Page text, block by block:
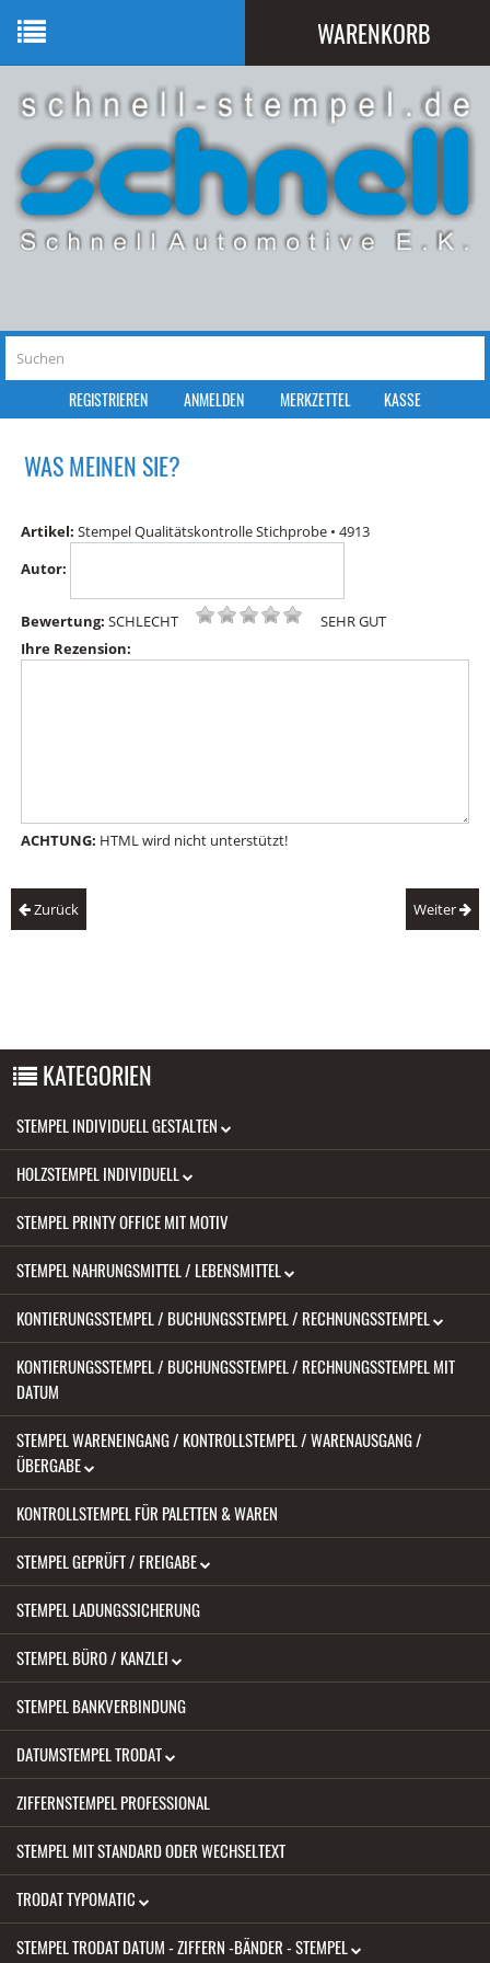
WARENKORB
Ihr Warenkorb ist leer.
REGISTRIEREN ANMELDEN MERKZETTEL KASSE
WAS MEINEN SIE?
Artikel: Stempel Qualitätskontrolle Stichprobe • 4913
Autor:
Bewertung: SCHLECHT
SEHR GUT
Ihre Rezension:
ACHTUNG: HTML wird nicht unterstützt!
Zurück Weiter
KATEGORIEN
STEMPEL INDIVIDUELL GESTALTEN
HOLZSTEMPEL INDIVIDUELL
STEMPEL PRINTY OFFICE MIT MOTIV
STEMPEL NAHRUNGSMITTEL / LEBENSMITTEL
KONTIERUNGSSTEMPEL / BUCHUNGSSTEMPEL / RECHNUNGSSTEMPEL
KONTIERUNGSSTEMPEL / BUCHUNGSSTEMPEL / RECHNUNGSSTEMPEL MIT
DATUM
STEMPEL WARENEINGANG / KONTROLLSTEMPEL / WARENAUSGANG /
ÜBERGABE
KONTROLLSTEMPEL FÜR PALETTEN & WAREN
STEMPEL GEPRÜFT / FREIGABE
STEMPEL LADUNGSSICHERUNG
STEMPEL BÜRO / KANZLEI
STEMPEL BANKVERBINDUNG
DATUMSTEMPEL TRODAT
ZIFFERNSTEMPEL PROFESSIONAL
STEMPEL MIT STANDARD ODER WECHSELTEXT
TRODAT TYPOMATIC
STEMPEL TRODAT DATUM - ZIFFERN -BÄNDER - STEMPEL